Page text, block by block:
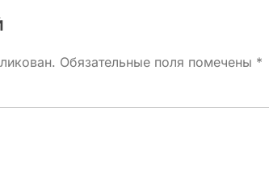
Обязательные поля помечены *